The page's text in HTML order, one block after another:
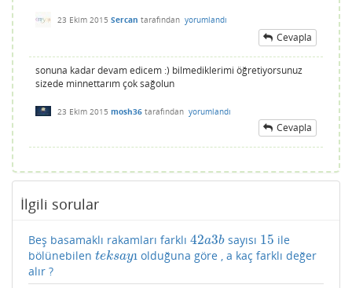
23 Ekim 2015 Sercan tarafından yorumlandı
Cevapla
sonuna kadar devam edicem :) bilmediklerimi öğretiyorsunuz
sizede minnettarım çok sağolun
23 Ekim 2015 mosh36 tarafından yorumlandı
Cevapla
İlgili sorular
Beş basamaklı rakamları farklı 42a3b
42a3bsayısı 15
15 ile
bölünebilen teksayı
teksayı
olduğuna göre , a kaç farklı değer
alır ?